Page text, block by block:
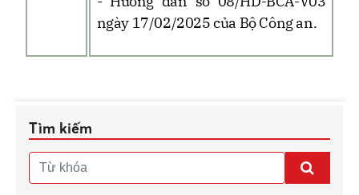
ngày 17/02/2025 của Bộ Công an.
Tìm kiếm